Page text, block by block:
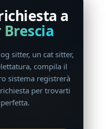
a
sitter, un cat sitter,
compila il
sistema registrerà
per trovarti